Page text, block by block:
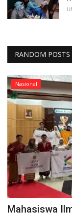
RANDOM POSTS
Nasional
Mahasiswa